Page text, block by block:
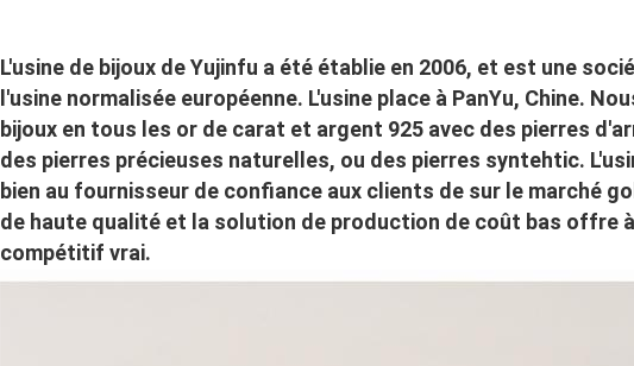
L'usine de bijoux de Yujinfu a été établie en 2006, et est une
l'usine normalisée européenne. L'usine place à PanYu, Chine.
bijoux en tous les or de carat et argent 925 avec des pierres
des pierres précieuses naturelles, ou des pierres syntehtic.
bien au fournisseur de confiance aux clients de sur le marché
de haute qualité et la solution de production de coût bas offre
compétitif vrai.